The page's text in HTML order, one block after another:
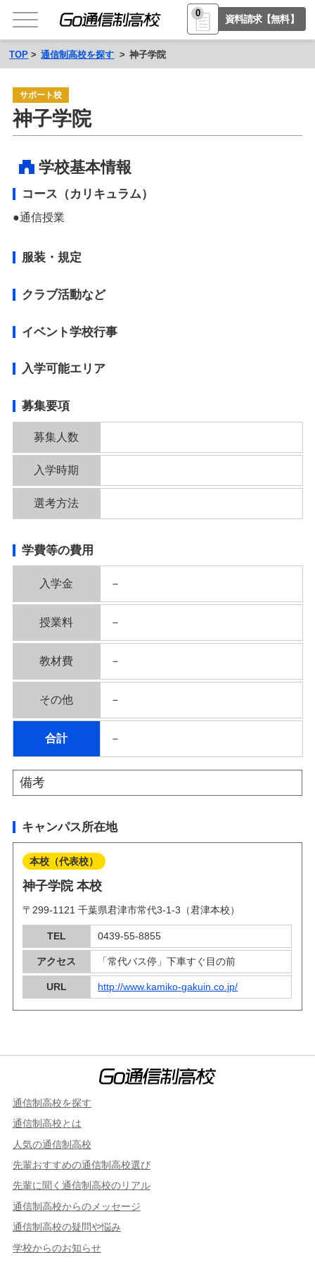
0
資料請求【無料】
TOP 通信制高校を探す 神子学院
サポート校
神子学院
学校基本情報
コース（カリキュラム）
通信授業
服装・規定
クラブ活動など
イベント学校行事
入学可能エリア
募集要項
募集人数
入学時期
選考方法
学費等の費用
入学金 －
授業料 －
教材費 －
その他 －
合計 －
備考
キャンパス所在地
本校（代表校）
神子学院 本校
〒299-1121 千葉県君津市常代3-1-3（君津本校）
TEL 0439-55-8855
アクセス 「常代バス停」下車すぐ目の前
URL http://www.kamiko-gakuin.co.jp/
通信制高校を探す
通信制高校とは
人気の通信制高校
先輩おすすめの通信制高校選び
先輩に聞く通信制高校のリアル
通信制高校からのメッセージ
通信制高校の疑問や悩み
学校からのお知らせ